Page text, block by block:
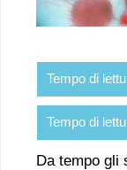
Da tempo gli